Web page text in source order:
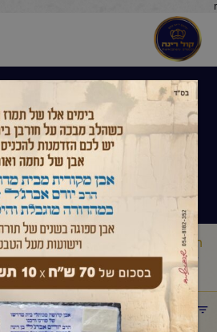
r
בגובה
הלכה
ראשי בגובה העיניים
-תניא יומי ובגובה העיניים (אזכרה
אב תשפ"ה
תפריט קטגוריות